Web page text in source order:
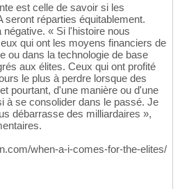
est celle de savoir si les
seront réparties équitablement.
« Si l'histoire nous
qui ont les moyens financiers de
ou dans la technologie de base
aux élites. Ceux qui ont profité
le plus à perdre lorsque des
pourtant, d'une manière ou d'une
à se consolider dans le passé. Je
débarrasse des milliardaires »,
when-a-i-comes-for-the-elites/